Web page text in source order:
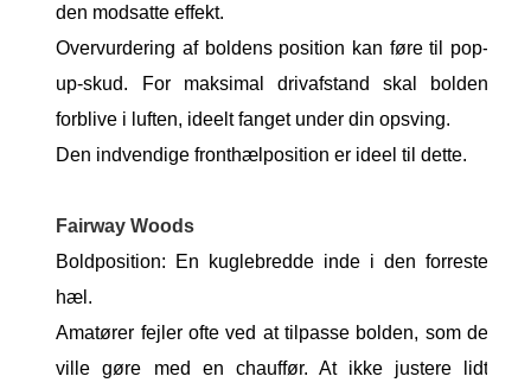
den modsatte effekt.
Overvurdering af boldens position kan føre til pop-
up-skud. For maksimal drivafstand skal bolden
forblive i luften, ideelt fanget under din opsving.
Den indvendige fronthælposition er ideel til dette.
Fairway Woods
Boldposition: En kuglebredde inde i den forreste
hæl.
Amatører fejler ofte ved at tilpasse bolden, som de
ville gøre med en chauffør. At ikke justere lidt